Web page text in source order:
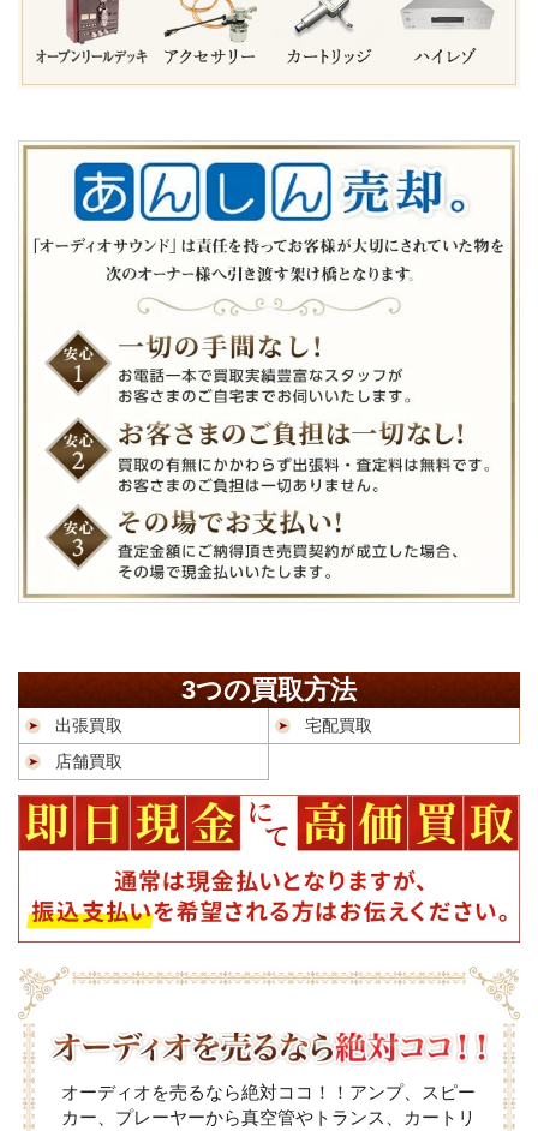
3つの買取方法
出張買取
宅配買取
店舗買取
オーディオを売るなら絶対ココ！！アンプ、スピー
カー、プレーヤーから真空管やトランス、カートリ